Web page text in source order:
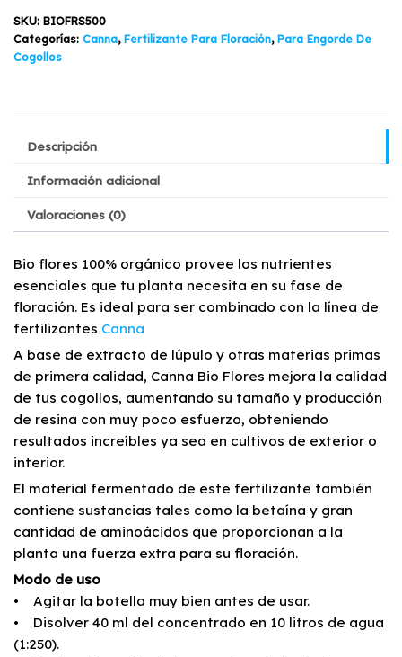
$23.900.$19.900.
Canna
cantidad
SKU: BIOFRS500
Categorías: Canna,Fertilizante Para Floración,Para Engorde De
Cogollos
Descripción
Información adicional
Valoraciones (0)
Bio flores 100% orgánico provee los nutrientes
esenciales que tu planta necesita en su fase de
floración. Es ideal para ser combinado con la línea de
fertilizantes Canna
A base de extracto de lúpulo y otras materias primas
de primera calidad, Canna Bio Flores mejora la calidad
de tus cogollos, aumentando su tamaño y producción
de resina con muy poco esfuerzo, obteniendo
resultados increíbles ya sea en cultivos de exterior o
interior.
El material fermentado de este fertilizante también
contiene sustancias tales como la betaína y gran
cantidad de aminoácidos que proporcionan a la
planta una fuerza extra para su floración.
Modo de uso
• Agitar la botella muy bien antes de usar.
• Disolver 40 ml del concentrado en 10 litros de agua
(1:250).